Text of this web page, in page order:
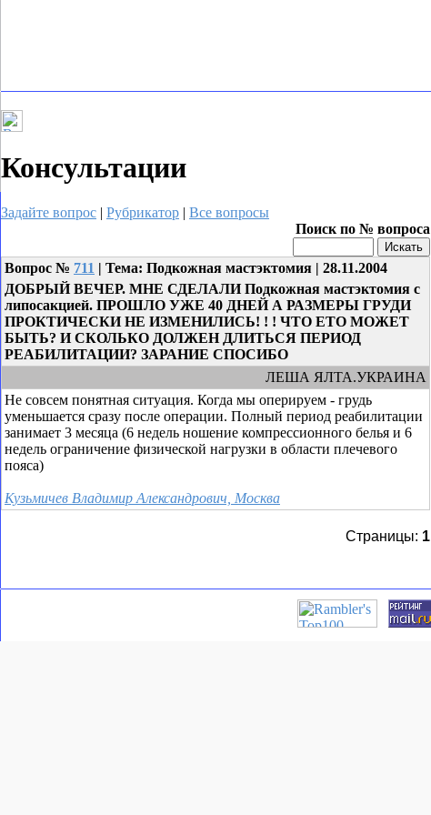
Консультации
Задайте вопрос | Рубрикатор | Все вопросы
Поиск по № вопроса
Вопрос № 711 | Тема: Подкожная мастэктомия | 28.11.2004
ДОБРЫЙ ВЕЧЕР. МНЕ СДЕЛАЛИ Подкожная мастэктомия с
липосакцией. ПРОШЛО УЖЕ 40 ДНЕЙ А РАЗМЕРЫ ГРУДИ
ПРОКТИЧЕСКИ НЕ ИЗМЕНИЛИСЬ! ! ! ЧТО ЕТО МОЖЕТ
БЫТЬ? И СКОЛЬКО ДОЛЖЕН ДЛИТЬСЯ ПЕРИОД
РЕАБИЛИТАЦИИ? ЗАРАНИЕ СПОСИБО
ЛЕША ЯЛТА.УКРАИНА
Не совсем понятная ситуация. Когда мы оперируем - грудь
уменьшается сразу после операции. Полный период реабилитации
занимает 3 месяца (6 недель ношение компрессионного белья и 6
недель ограничение физической нагрузки в области плечевого
пояса)
Кузьмичев Владимир Александрович, Москва
Страницы: 1